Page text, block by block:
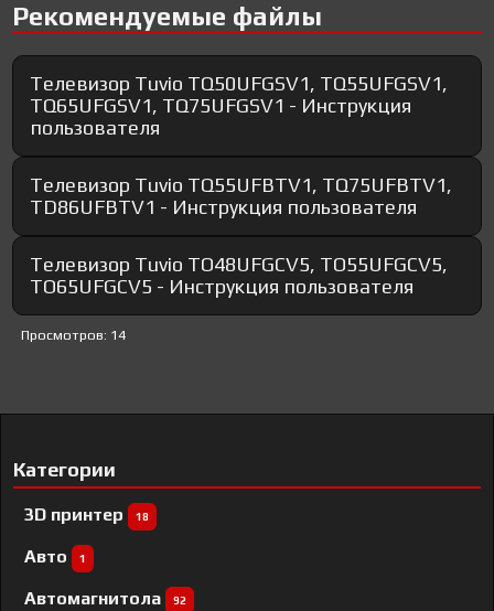
Рекомендуемые файлы
Телевизор Tuvio TQ50UFGSV1, TQ55UFGSV1,
TQ65UFGSV1, TQ75UFGSV1 - Инструкция
пользователя
Телевизор Tuvio TQ55UFBTV1, TQ75UFBTV1,
TD86UFBTV1 - Инструкция пользователя
Телевизор Tuvio TO48UFGCV5, TO55UFGCV5,
TO65UFGCV5 - Инструкция пользователя
Просмотров: 14
Категории
3D принтер 18
Авто 1
Автомагнитола 92